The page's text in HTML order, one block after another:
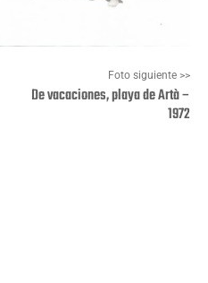
Foto siguiente >>
De vacaciones, playa de Artà –
1972